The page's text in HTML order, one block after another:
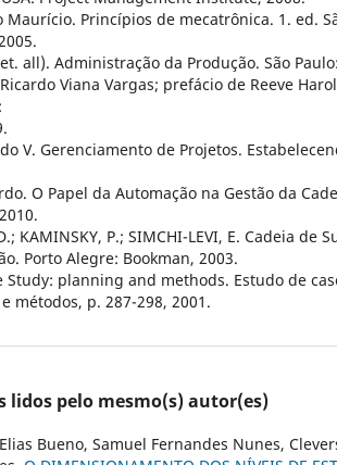
Maurício. Princípios de mecatrônica. 1. ed.
all). Administração da Produção. São
Viana Vargas; prefácio de Reeve
V. Gerenciamento de Projetos.
O Papel da Automação na Gestão da
KAMINSKY, P.; SIMCHI-LEVI, E. Cadeia de
Porto Alegre: Bookman, 2003.
Study: planning and methods. Estudo de
métodos, p. 287-298, 2001.
lidos pelo mesmo(s) autor(es)
Bueno, Samuel Fernandes Nunes,